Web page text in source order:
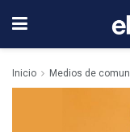
Inicio Medios de